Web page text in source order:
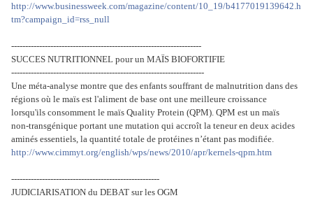
http://www.businessweek.com/magazine/content/10_19/b4177019139642.h
tm?campaign_id=rss_null
--------------------------------------------------------------------
SUCCES NUTRITIONNEL pour un MAÏS BIOFORTIFIE
---------------------------------------------------------------------
Une méta-analyse montre que des enfants souffrant de malnutrition dans des
régions où le maïs est l'aliment de base ont une meilleure croissance
lorsqu'ils consomment le maïs Quality Protein (QPM). QPM est un maïs
non-transgénique portant une mutation qui accroît la teneur en deux acides
aminés essentiels, la quantité totale de protéines n’étant pas modifiée.
http://www.cimmyt.org/english/wps/news/2010/apr/kernels-qpm.htm
-----------------------------------------------------
JUDICIARISATION du DEBAT sur les OGM